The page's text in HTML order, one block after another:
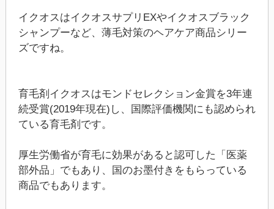
イクオスはイクオスサプリEXやイクオスブラック
シャンプーなど、薄毛対策のヘアケア商品シリー
ズですね。
育毛剤イクオスはモンドセレクション金賞を3年連
続受賞(2019年現在)し、国際評価機関にも認められ
ている育毛剤です。
厚生労働省が育毛に効果があると認可した「医薬
部外品」でもあり、国のお墨付きをもらっている
商品でもあります。